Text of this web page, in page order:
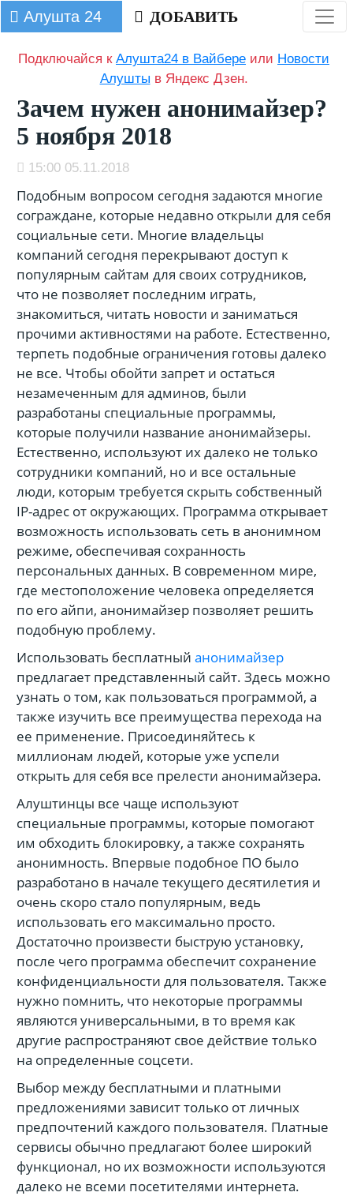
Алушта 24 ДОБАВИТЬ
Подключайся кАлушта24 в Вайбере или Новости
Алушты в Яндекс Дзен.
Зачем нужен анонимайзер?
5 ноября 2018
15:00 05.11.2018
Подобным вопросом сегодня задаются многие
сограждане, которые недавно открыли для себя
социальные сети. Многие владельцы
компаний сегодня перекрывают доступ к
популярным сайтам для своих сотрудников,
что не позволяет последним играть,
знакомиться, читать новости и заниматься
прочими активностями на работе. Естественно,
терпеть подобные ограничения готовы далеко
не все. Чтобы обойти запрет и остаться
незамеченным для админов, были
разработаны специальные программы,
которые получили название анонимайзеры.
Естественно, используют их далеко не только
сотрудники компаний, но и все остальные
люди, которым требуется скрыть собственный
IP-адрес от окружающих. Программа открывает
возможность использовать сеть в анонимном
режиме, обеспечивая сохранность
персональных данных. В современном мире,
где местоположение человека определяется
по его айпи, анонимайзер позволяет решить
подобную проблему.
Использовать бесплатный анонимайзер
предлагает представленный сайт. Здесь можно
узнать о том, как пользоваться программой, а
также изучить все преимущества перехода на
ее применение. Присоединяйтесь к
миллионам людей, которые уже успели
открыть для себя все прелести анонимайзера.
Алуштинцы все чаще используют
специальные программы, которые помогают
им обходить блокировку, а также сохранять
анонимность. Впервые подобное ПО было
разработано в начале текущего десятилетия и
очень скоро стало популярным, ведь
использовать его максимально просто.
Достаточно произвести быструю установку,
после чего программа обеспечит сохранение
конфиденциальности для пользователя. Также
нужно помнить, что некоторые программы
являются универсальными, в то время как
другие распространяют свое действие только
на определенные соцсети.
Выбор между бесплатными и платными
предложениями зависит только от личных
предпочтений каждого пользователя. Платные
сервисы обычно предлагают более широкий
функционал, но их возможности используются
далеко не всеми посетителями интернета.